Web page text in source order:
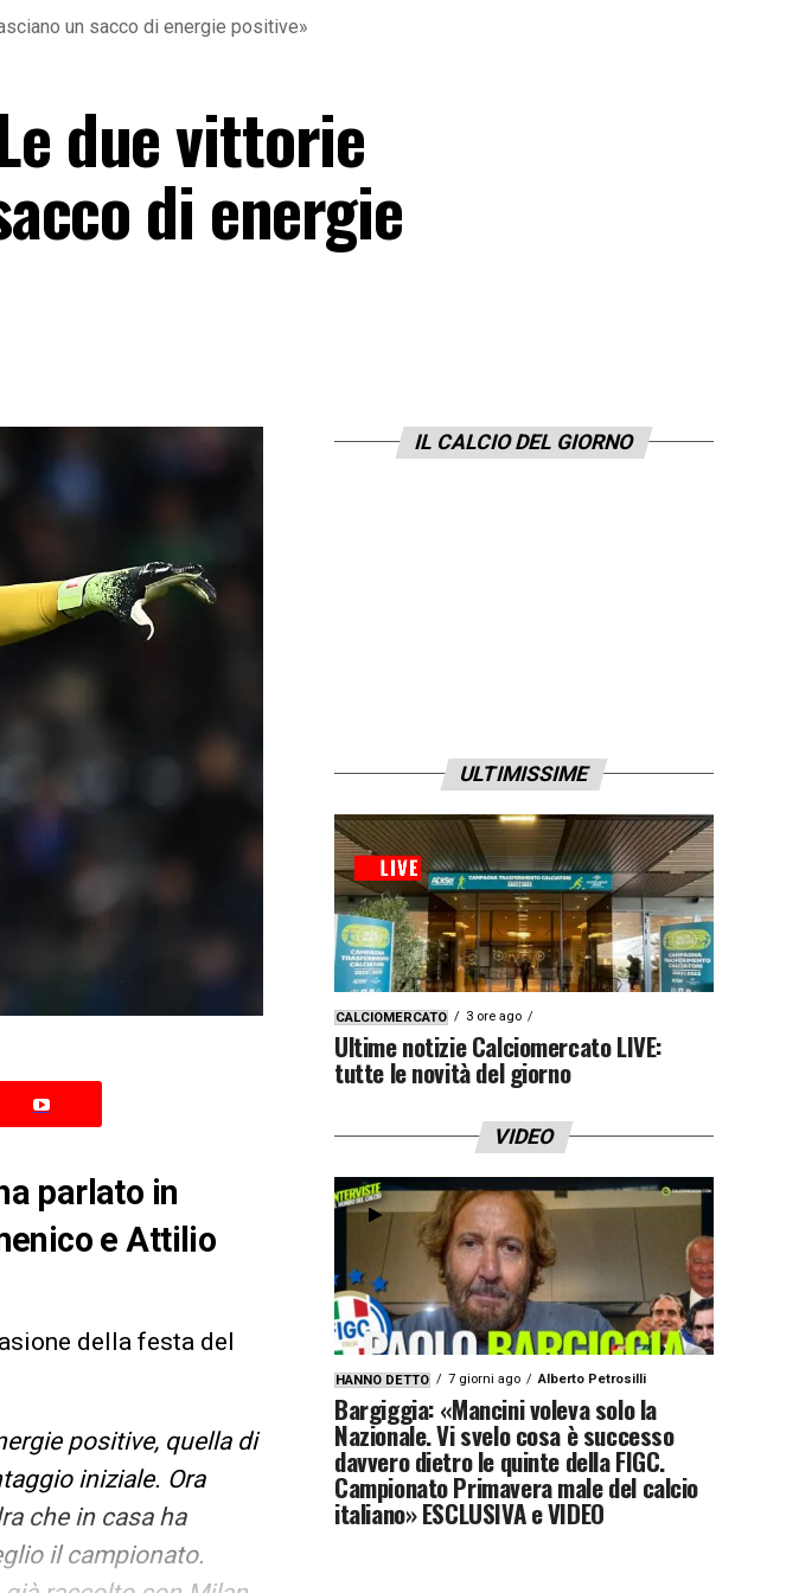
un sacco di energie positive»
due vittorie
di energie
parlato in
e Attilio
della festa del
positive, quella di
iniziale. Ora
che in casa ha
il campionato.
IL CALCIO DEL GIORNO
ULTIMISSIME
CALCIOMERCATO 3 ore ago
Ultime notizie Calciomercato LIVE:
tutte le novità del giorno
VIDEO
HANNO DETTO 7 giorni ago Alberto Petrosilli
Bargiggia: «Mancini voleva solo la
Nazionale. Vi svelo cosa è successo
davvero dietro le quinte della FIGC.
Campionato Primavera male del calcio
italiano» ESCLUSIVA e VIDEO